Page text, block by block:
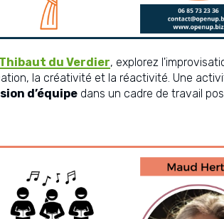
Thibaut du Verdier, explorez
la créativité et la réactivité. Une
d’équipe dans un cadre de travail